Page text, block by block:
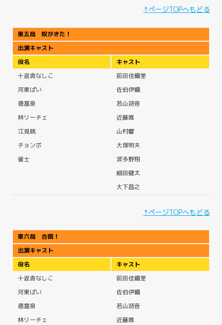
↑ページTOPへもどる
東五局 奴がきた！
出演キャスト
役名
キャスト
十返舎なしこ
前田佳織里
河東ぱい
佐伯伊織
徳富泉
若山詩音
林リーチェ
近藤唯
江見跳
山村響
チョンボ
大塚明夫
雀士
波多野翔
細田健太
大下昌之
↑ページTOPへもどる
東六局 合宿！
出演キャスト
役名
キャスト
十返舎なしこ
前田佳織里
河東ぱい
佐伯伊織
徳富泉
若山詩音
林リーチェ
近藤唯